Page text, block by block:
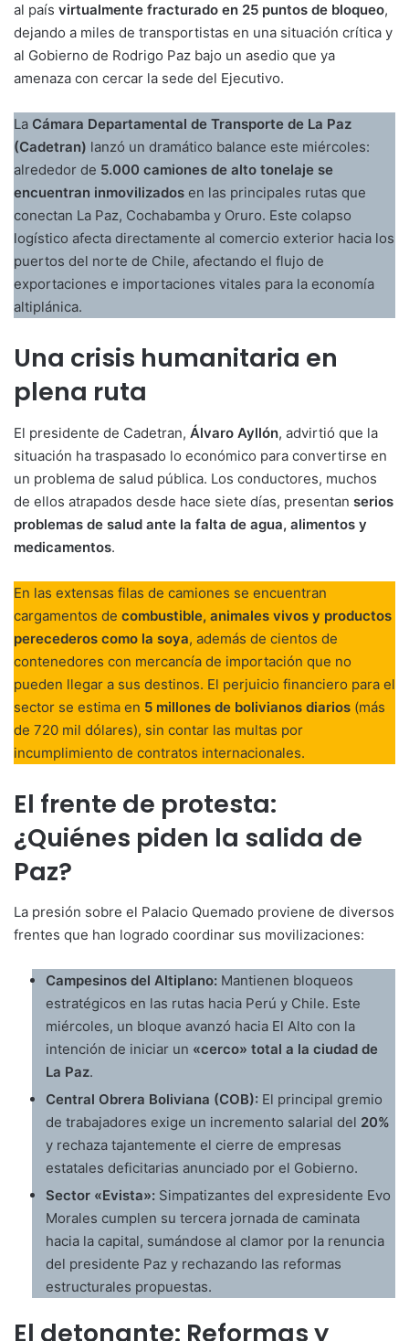
al país virtualmente fracturado en 25 puntos de bloqueo,
dejando a miles de transportistas en una situación crítica y
al Gobierno de Rodrigo Paz bajo un asedio que ya
amenaza con cercar la sede del Ejecutivo.
La Cámara Departamental de Transporte de La Paz
(Cadetran) lanzó un dramático balance este miércoles:
alrededor de 5.000 camiones de alto tonelaje se
encuentran inmovilizados en las principales rutas que
conectan La Paz, Cochabamba y Oruro. Este colapso
logístico afecta directamente al comercio exterior hacia los
puertos del norte de Chile, afectando el flujo de
exportaciones e importaciones vitales para la economía
altiplánica.
Una crisis humanitaria en
plena ruta
El presidente de Cadetran, Álvaro Ayllón, advirtió que la
situación ha traspasado lo económico para convertirse en
un problema de salud pública. Los conductores, muchos
de ellos atrapados desde hace siete días, presentan serios
problemas de salud ante la falta de agua, alimentos y
medicamentos.
En las extensas filas de camiones se encuentran
cargamentos de combustible, animales vivos y productos
perecederos como la soya, además de cientos de
contenedores con mercancía de importación que no
pueden llegar a sus destinos. El perjuicio financiero para el
sector se estima en 5 millones de bolivianos diarios (más
de 720 mil dólares), sin contar las multas por
incumplimiento de contratos internacionales.
El frente de protesta:
¿Quiénes piden la salida de
Paz?
La presión sobre el Palacio Quemado proviene de diversos
frentes que han logrado coordinar sus movilizaciones:
Campesinos del Altiplano: Mantienen bloqueos
estratégicos en las rutas hacia Perú y Chile. Este
miércoles, un bloque avanzó hacia El Alto con la
intención de iniciar un «cerco» total a la ciudad de
La Paz.
Central Obrera Boliviana (COB): El principal gremio
de trabajadores exige un incremento salarial del 20%
y rechaza tajantemente el cierre de empresas
estatales deficitarias anunciado por el Gobierno.
Sector «Evista»: Simpatizantes del expresidente Evo
Morales cumplen su tercera jornada de caminata
hacia la capital, sumándose al clamor por la renuncia
del presidente Paz y rechazando las reformas
estructurales propuestas.
El detonante: Reformas y